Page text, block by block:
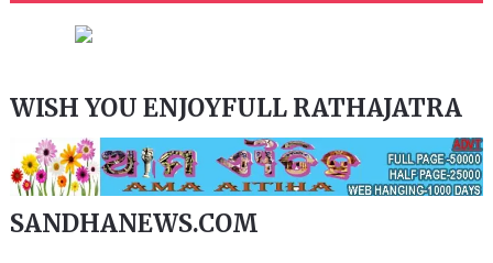
WISH YOU ENJOYFULL RATHAJATRA
SANDHANEWS.COM